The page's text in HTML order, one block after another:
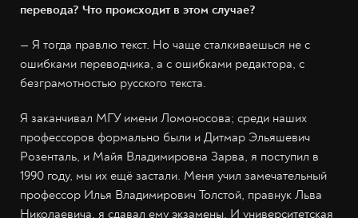
перевода? Что происходит в этом случае?
— Я тогда правлю текст. Но чаще сталкиваешься не с
ошибками переводчика, а с ошибками редактора, с
безграмотностью русского текста.
Я заканчивал МГУ имени Ломоносова; среди наших
профессоров формально были и Дитмар Эльяшевич
Розенталь, и Майя Владимировна Зарва, я поступил в
1990 году, мы их ещё застали. Меня учил замечательный
профессор Илья Владимирович Толстой, правнук Льва
Николаевича, я сдавал ему экзамены. И университетская